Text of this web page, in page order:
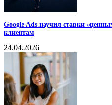
Google Ads научил ставки
клиентам
24.04.2026